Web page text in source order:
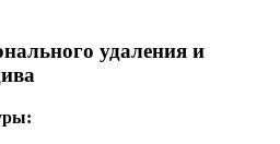
удаления и